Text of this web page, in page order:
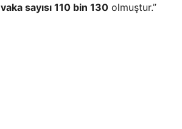
vaka sayısı 110 bin 130 olmuştur.”